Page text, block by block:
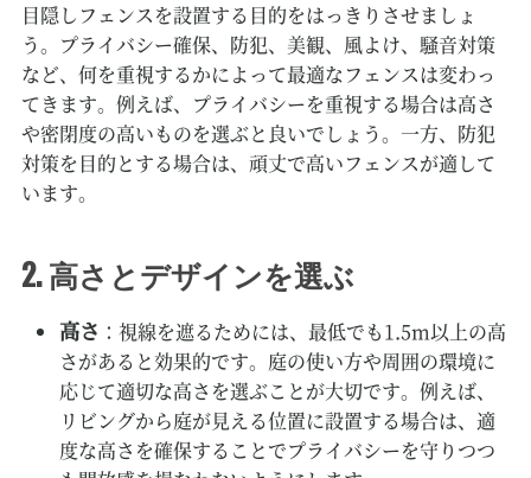
目隠しフェンスを設置する目的をはっきりさせましょ
う。プライバシー確保、防犯、美観、風よけ、騒音対策
など、何を重視するかによって最適なフェンスは変わっ
てきます。例えば、プライバシーを重視する場合は高さ
や密閉度の高いものを選ぶと良いでしょう。一方、防犯
対策を目的とする場合は、頑丈で高いフェンスが適して
います。
2. 高さとデザインを選ぶ
高さ ：視線を遮るためには、最低でも1.5m以上の高
さがあると効果的です。庭の使い方や周囲の環境に
応じて適切な高さを選ぶことが大切です。例えば、
リビングから庭が見える位置に設置する場合は、適
度な高さを確保することでプライバシーを守りつつ